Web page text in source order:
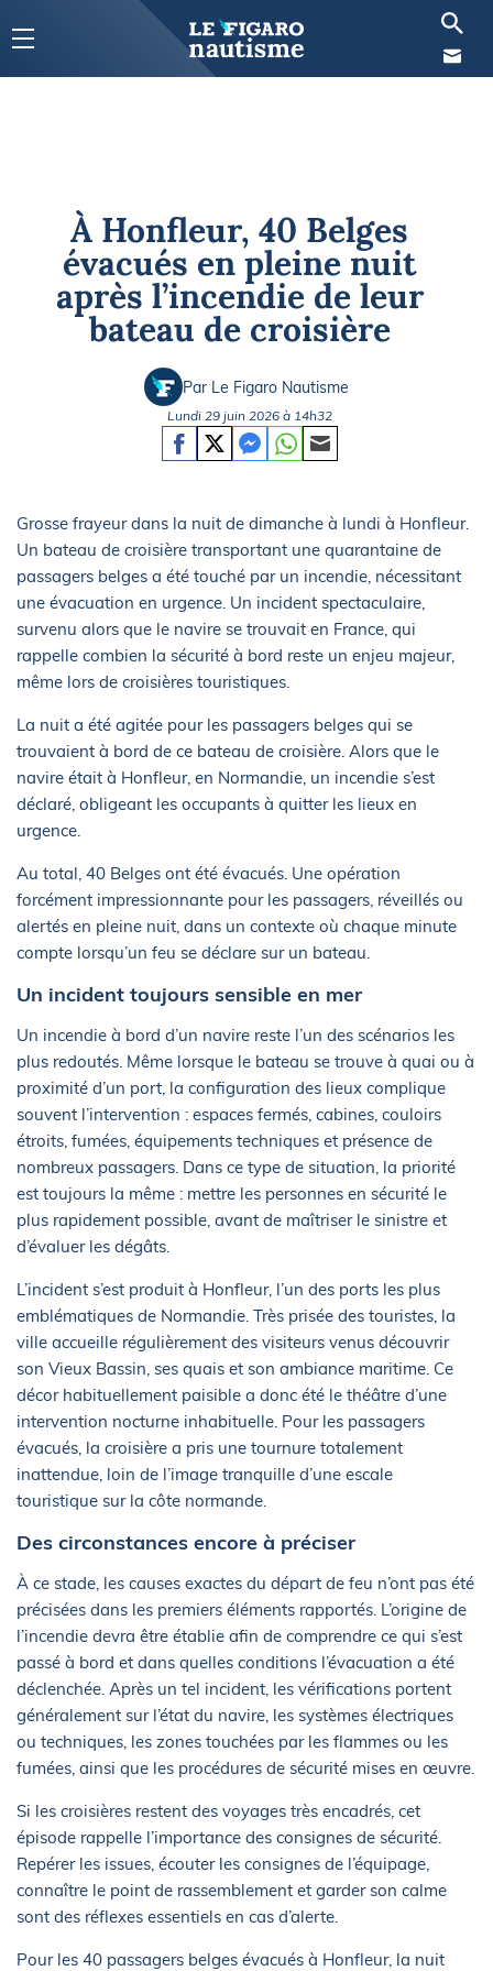
À Honfleur, 40 Belges
évacués en pleine nuit
après l’incendie de leur
bateau de croisière
Par Le Figaro Nautisme
Lundi 29 juin 2026 à 14h32
Grosse frayeur dans la nuit de dimanche à lundi à Honfleur.
Un bateau de croisière transportant une quarantaine de
passagers belges a été touché par un incendie, nécessitant
une évacuation en urgence. Un incident spectaculaire,
survenu alors que le navire se trouvait en France, qui
rappelle combien la sécurité à bord reste un enjeu majeur,
même lors de croisières touristiques.
La nuit a été agitée pour les passagers belges qui se
trouvaient à bord de ce bateau de croisière. Alors que le
navire était à Honfleur, en Normandie, un incendie s’est
déclaré, obligeant les occupants à quitter les lieux en
urgence.
Au total, 40 Belges ont été évacués. Une opération
forcément impressionnante pour les passagers, réveillés ou
alertés en pleine nuit, dans un contexte où chaque minute
compte lorsqu’un feu se déclare sur un bateau.
Un incident toujours sensible en mer
Un incendie à bord d’un navire reste l’un des scénarios les
plus redoutés. Même lorsque le bateau se trouve à quai ou à
proximité d’un port, la configuration des lieux complique
souvent l’intervention : espaces fermés, cabines, couloirs
étroits, fumées, équipements techniques et présence de
nombreux passagers. Dans ce type de situation, la priorité
est toujours la même : mettre les personnes en sécurité le
plus rapidement possible, avant de maîtriser le sinistre et
d’évaluer les dégâts.
L’incident s’est produit à Honfleur, l’un des ports les plus
emblématiques de Normandie. Très prisée des touristes, la
ville accueille régulièrement des visiteurs venus découvrir
son Vieux Bassin, ses quais et son ambiance maritime. Ce
décor habituellement paisible a donc été le théâtre d’une
intervention nocturne inhabituelle. Pour les passagers
évacués, la croisière a pris une tournure totalement
inattendue, loin de l’image tranquille d’une escale
touristique sur la côte normande.
Des circonstances encore à préciser
À ce stade, les causes exactes du départ de feu n’ont pas été
précisées dans les premiers éléments rapportés. L’origine de
l’incendie devra être établie afin de comprendre ce qui s’est
passé à bord et dans quelles conditions l’évacuation a été
déclenchée. Après un tel incident, les vérifications portent
généralement sur l’état du navire, les systèmes électriques
ou techniques, les zones touchées par les flammes ou les
fumées, ainsi que les procédures de sécurité mises en œuvre.
Si les croisières restent des voyages très encadrés, cet
épisode rappelle l’importance des consignes de sécurité.
Repérer les issues, écouter les consignes de l’équipage,
connaître le point de rassemblement et garder son calme
sont des réflexes essentiels en cas d’alerte.
Pour les 40 passagers belges évacués à Honfleur, la nuit